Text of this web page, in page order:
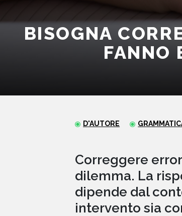
BISOGNA
FANNO
D'AUTORE
Correggere
dilemma. La
dipende dal
intervento sia